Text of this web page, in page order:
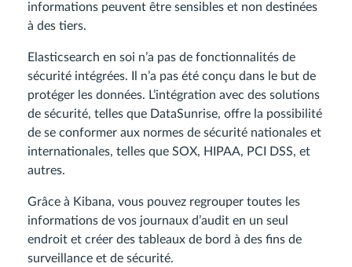
informations peuvent être sensibles et non destinées
à des tiers.
Elasticsearch en soi n’a pas de fonctionnalités de
sécurité intégrées. Il n’a pas été conçu dans le but de
protéger les données. L’intégration avec des solutions
de sécurité, telles que DataSunrise, offre la possibilité
de se conformer aux normes de sécurité nationales et
internationales, telles que SOX, HIPAA, PCI DSS, et
autres.
Grâce à Kibana, vous pouvez regrouper toutes les
informations de vos journaux d’audit en un seul
endroit et créer des tableaux de bord à des fins de
surveillance et de sécurité.